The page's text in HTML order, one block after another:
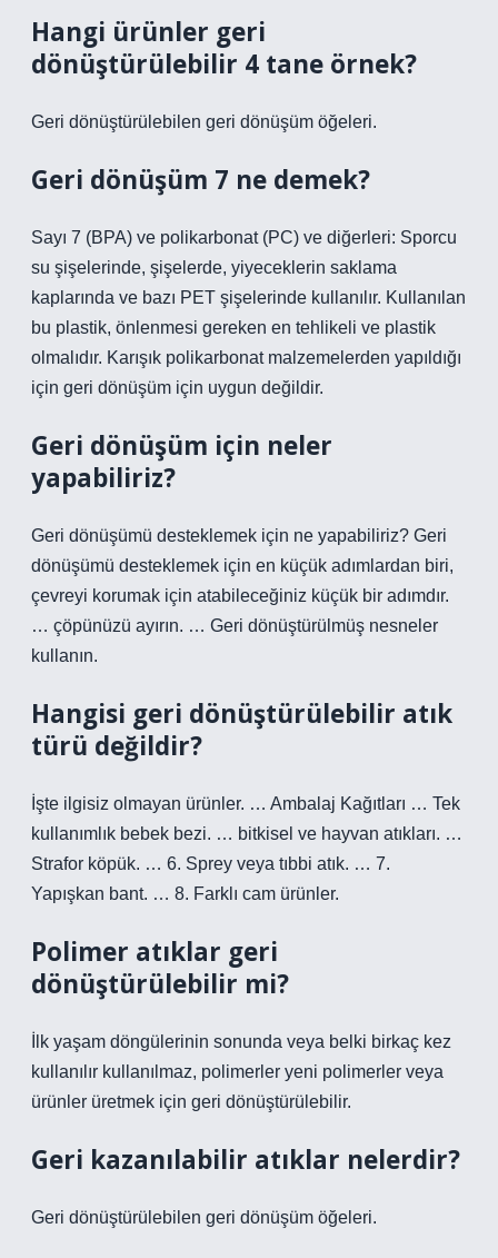
Hangi ürünler geri
dönüştürülebilir 4 tane örnek?
Geri dönüştürülebilen geri dönüşüm öğeleri.
Geri dönüşüm 7 ne demek?
Sayı 7 (BPA) ve polikarbonat (PC) ve diğerleri: Sporcu
su şişelerinde, şişelerde, yiyeceklerin saklama
kaplarında ve bazı PET şişelerinde kullanılır. Kullanılan
bu plastik, önlenmesi gereken en tehlikeli ve plastik
olmalıdır. Karışık polikarbonat malzemelerden yapıldığı
için geri dönüşüm için uygun değildir.
Geri dönüşüm için neler
yapabiliriz?
Geri dönüşümü desteklemek için ne yapabiliriz? Geri
dönüşümü desteklemek için en küçük adımlardan biri,
çevreyi korumak için atabileceğiniz küçük bir adımdır.
… çöpünüzü ayırın. … Geri dönüştürülmüş nesneler
kullanın.
Hangisi geri dönüştürülebilir atık
türü değildir?
İşte ilgisiz olmayan ürünler. … Ambalaj Kağıtları … Tek
kullanımlık bebek bezi. … bitkisel ve hayvan atıkları. …
Strafor köpük. … 6. Sprey veya tıbbi atık. … 7.
Yapışkan bant. … 8. Farklı cam ürünler.
Polimer atıklar geri
dönüştürülebilir mi?
İlk yaşam döngülerinin sonunda veya belki birkaç kez
kullanılır kullanılmaz, polimerler yeni polimerler veya
ürünler üretmek için geri dönüştürülebilir.
Geri kazanılabilir atıklar nelerdir?
Geri dönüştürülebilen geri dönüşüm öğeleri.